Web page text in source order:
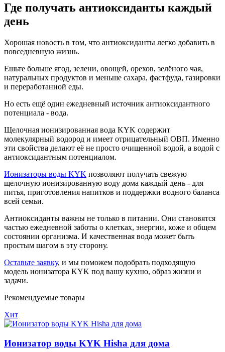
Где получать антиоксиданты каждый
день
Хорошая новость в том, что антиоксиданты легко добавить в
повседневную жизнь.
Ешьте больше ягод, зелени, овощей, орехов, зелёного чая,
натуральных продуктов и меньше сахара, фастфуда, газировки
и переработанной еды.
Но есть ещё один ежедневный источник антиоксидантного
потенциала - вода.
Щелочная ионизированная вода KYK содержит
молекулярный водород и имеет отрицательный ОВП. Именно
эти свойства делают её не просто очищенной водой, а водой с
антиоксидантным потенциалом.
Ионизаторы воды KYK позволяют получать свежую
щелочную ионизированную воду дома каждый день - для
питья, приготовления напитков и поддержки водного баланса
всей семьи.
Антиоксиданты важны не только в питании. Они становятся
частью ежедневной заботы о клетках, энергии, коже и общем
состоянии организма. И качественная вода может быть
простым шагом в эту сторону.
Оставьте заявку, и мы поможем подобрать подходящую
модель ионизатора KYK под вашу кухню, образ жизни и
задачи.
Рекомендуемые товары
Хит
Ионизатор воды KYK Hisha для дома